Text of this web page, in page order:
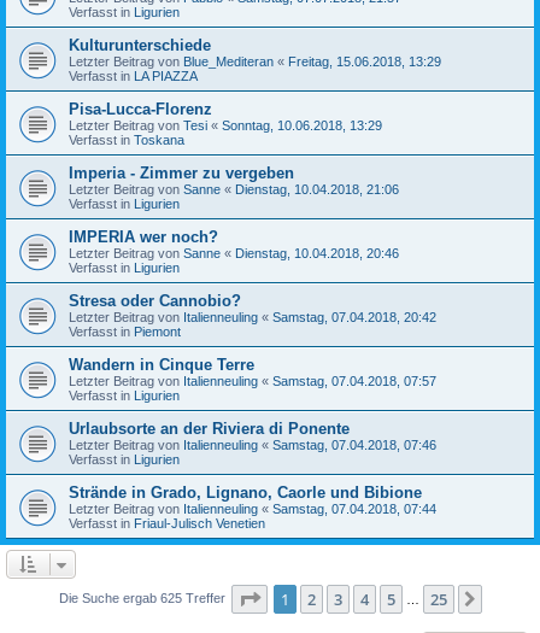
Verfasst in Ligurien
Kulturunterschiede
Letzter Beitrag von Blue_Mediteran « Freitag, 15.06.2018, 13:29
Verfasst in LA PIAZZA
Pisa-Lucca-Florenz
Letzter Beitrag von Tesi « Sonntag, 10.06.2018, 13:29
Verfasst in Toskana
Imperia - Zimmer zu vergeben
Letzter Beitrag von Sanne « Dienstag, 10.04.2018, 21:06
Verfasst in Ligurien
IMPERIA wer noch?
Letzter Beitrag von Sanne « Dienstag, 10.04.2018, 20:46
Verfasst in Ligurien
Stresa oder Cannobio?
Letzter Beitrag von Italienneuling « Samstag, 07.04.2018, 20:42
Verfasst in Piemont
Wandern in Cinque Terre
Letzter Beitrag von Italienneuling « Samstag, 07.04.2018, 07:57
Verfasst in Ligurien
Urlaubsorte an der Riviera di Ponente
Letzter Beitrag von Italienneuling « Samstag, 07.04.2018, 07:46
Verfasst in Ligurien
Strände in Grado, Lignano, Caorle und Bibione
Letzter Beitrag von Italienneuling « Samstag, 07.04.2018, 07:44
Verfasst in Friaul-Julisch Venetien
Die Suche ergab 625 Treffer Seite 1von 25
1 2 3 4 5 25